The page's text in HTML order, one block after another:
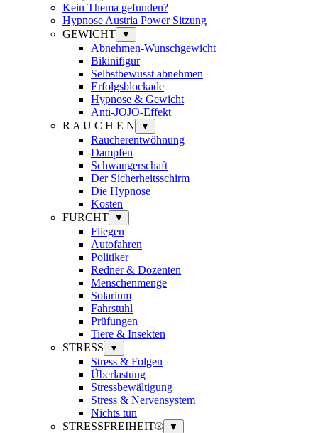
Kein Thema gefunden?
Hypnose Austria Power Sitzung
GEWICHT
▼
Abnehmen-Wunschgewicht
Bikinifigur
Selbstbewusst abnehmen
Erfolgsblockade
Hypnose & Gewicht
Anti-JOJO-Effekt
R A U C H E N
▼
Raucherentwöhnung
Dampfen
Schwangerschaft
Der Sicherheitsschirm
Die Hypnose
Kosten
FURCHT
▼
Fliegen
Autofahren
Politiker
Redner & Dozenten
Menschenmenge
Solarium
Fahrstuhl
Prüfungen
Tiere & Insekten
STRESS
▼
Stress & Folgen
Überlastung
Stressbewältigung
Stress & Nervensystem
Nichts tun
STRESSFREIHEIT®
▼